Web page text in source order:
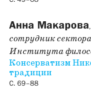
В разделеПеревод
перевод
оглашаемым» на
вступительной
П. С. Озерского.
Анна Макарова
сотрудник
Института
Консерватизм
традиции
С. 69–88